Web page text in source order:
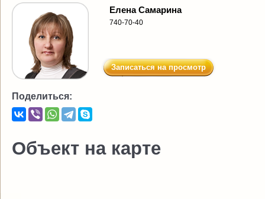
Елена Самарина
740-70-40
Записаться на просмотр
Поделиться:
Объект на карте